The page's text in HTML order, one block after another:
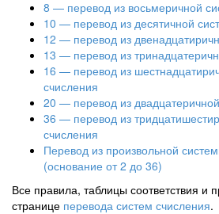
8 — перевод из восьмеричной
10 — перевод из десятичной
12 — перевод из
13 — перевод из
16 — перевод из
счисления
20 — перевод из
36 — перевод из
счисления
Перевод из произвольной
(основание от 2 до 36)
Все правила, таблицы соответствия
странице перевода систем счисления.